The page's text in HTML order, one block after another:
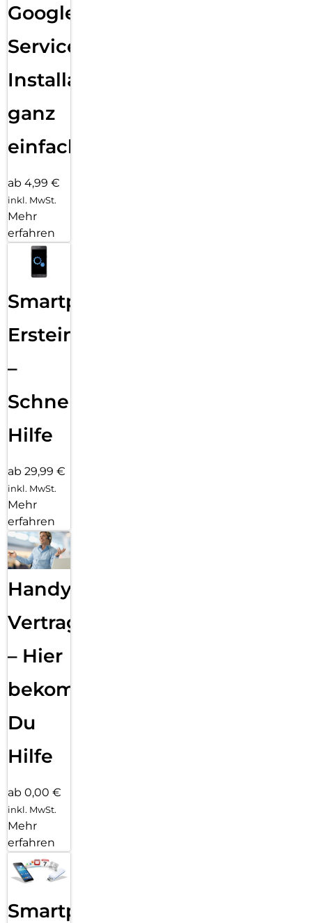
Google
Services
Installation
ganz
einfach
ab 4,99 €
inkl. MwSt.
Mehr
erfahren
Smartphone
Ersteinrichtung
–
Schnelle
Hilfe
ab 29,99 €
inkl. MwSt.
Mehr
erfahren
Handy
Vertragsabwicklung
– Hier
bekommst
Du
Hilfe
ab 0,00 €
inkl. MwSt.
Mehr
erfahren
Smartphone